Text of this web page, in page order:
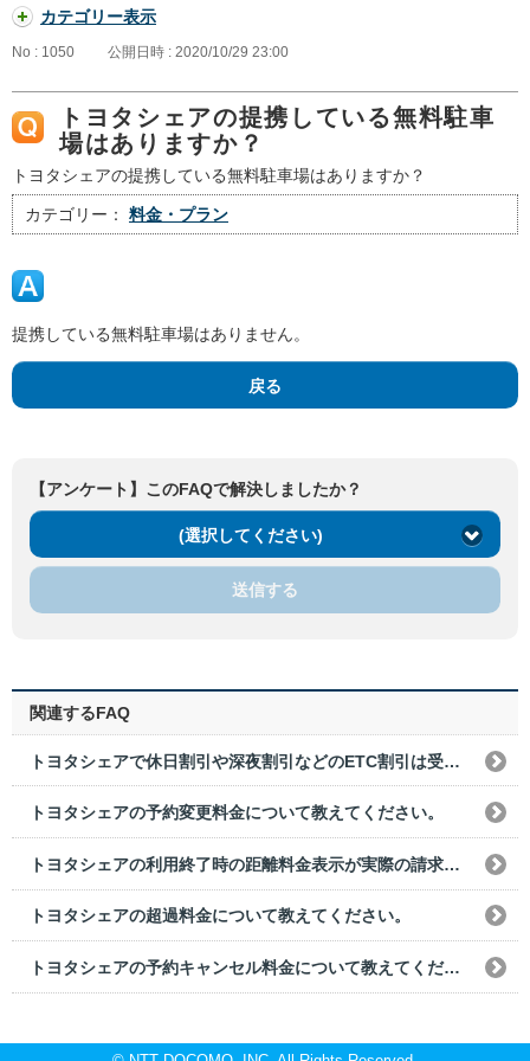
カテゴリー表示
No : 1050 公開日時 : 2020/10/29 23:00
トヨタシェアの提携している無料駐車
場はありますか？
トヨタシェアの提携している無料駐車場はありますか？
カテゴリー： 料金・プラン
提携している無料駐車場はありません。
戻る
【アンケート】このFAQで解決しましたか？
(選択してください)
送信する
関連するFAQ
トヨタシェアで休日割引や深夜割引などのETC割引は受けられますか？
トヨタシェアの予約変更料金について教えてください。
トヨタシェアの利用終了時の距離料金表示が実際の請求額と異なることはありますか？
トヨタシェアの超過料金について教えてください。
トヨタシェアの予約キャンセル料金について教えてください。